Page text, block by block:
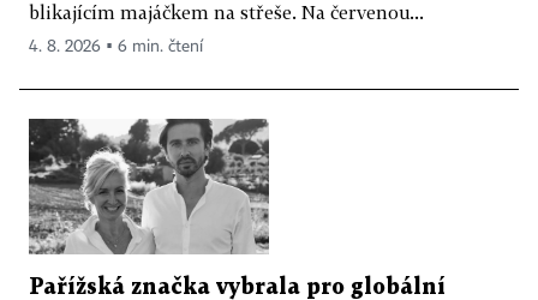
blikajícím majáčkem na střeše. Na červenou...
4. 8. 2026 ▪ 6 min. čtení
Pařížská značka vybrala pro globální